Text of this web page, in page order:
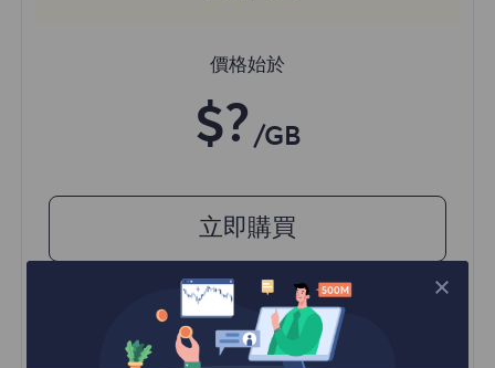
價格始於
$? /GB
立即購買
訪問不同地區的內容
一億+ 優質住宅代理